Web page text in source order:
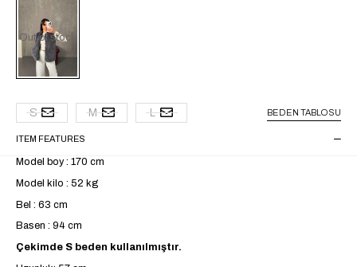
Out of stock
S M L BEDEN TABLOSU
ITEM FEATURES
Model boy : 170 cm
Model kilo : 52 kg
Bel : 63 cm
Basen : 94 cm
Çekimde S beden kullanılmıştır.